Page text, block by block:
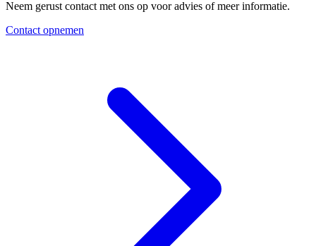
Neem gerust contact met ons op voor advies of meer informatie.
Contact opnemen